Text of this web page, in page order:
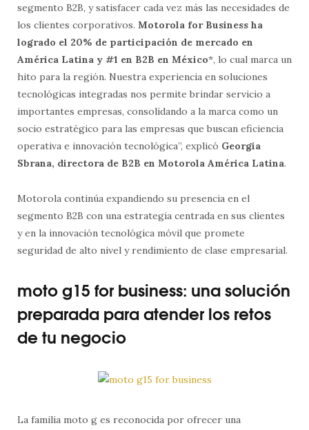
segmento B2B, y satisfacer cada vez más las necesidades de
los clientes corporativos. Motorola for Business ha
logrado el 20% de participación de mercado en
América Latina y #1 en B2B en México*, lo cual marca un
hito para la región. Nuestra experiencia en soluciones
tecnológicas integradas nos permite brindar servicio a
importantes empresas, consolidando a la marca como un
socio estratégico para las empresas que buscan eficiencia
operativa e innovación tecnológica”, explicó Georgia
Sbrana, directora de B2B en Motorola América Latina.
Motorola continúa expandiendo su presencia en el
segmento B2B con una estrategia centrada en sus clientes
y en la innovación tecnológica móvil que promete
seguridad de alto nivel y rendimiento de clase empresarial.
moto g15 for business: una solución
preparada para atender los retos
de tu negocio
La familia moto g es reconocida por ofrecer una